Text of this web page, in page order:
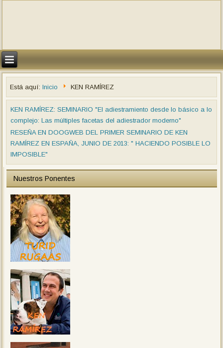
Está aquí:Inicio KEN RAMÍREZ
KEN RAMÍREZ: SEMINARIO "El adiestramiento desde lo básico a lo
complejo: Las múltiples facetas del adiestrador moderno"
RESEÑA EN DOOGWEB DEL PRIMER SEMINARIO DE KEN
RAMÍREZ EN ESPAÑA, JUNIO DE 2013: " HACIENDO POSIBLE LO
IMPOSIBLE"
Nuestros Ponentes